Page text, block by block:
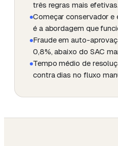
três regras mais efetivas.
Começar conservador e
é a abordagem que
Fraude em auto-
0,8%, abaixo do SAC
Tempo médio de
contra dias no fluxo